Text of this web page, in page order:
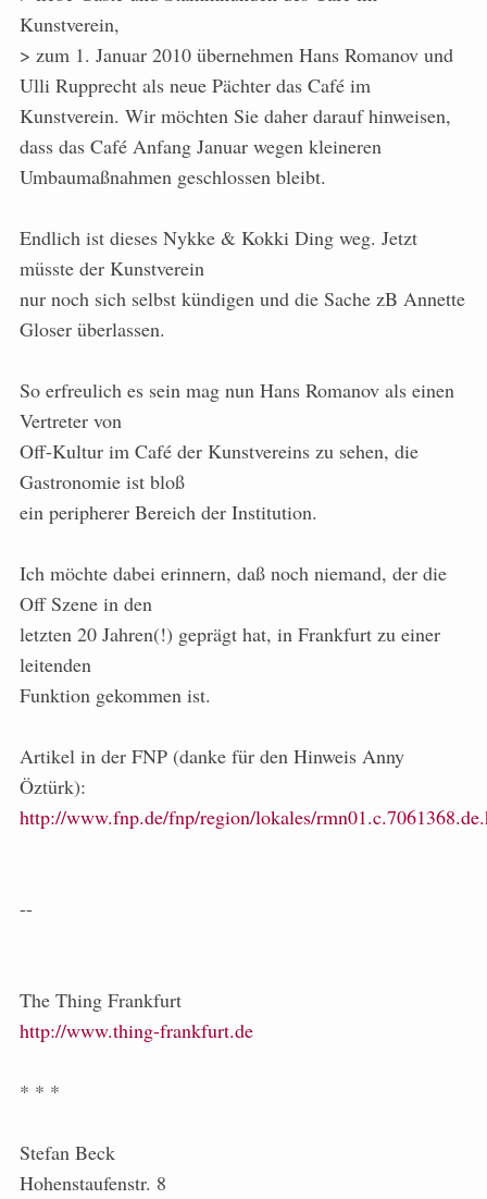
Kunstverein,
> zum 1. Januar 2010 übernehmen Hans Romanov und
Ulli Rupprecht als neue Pächter das Café im
Kunstverein. Wir möchten Sie daher darauf hinweisen,
dass das Café Anfang Januar wegen kleineren
Umbaumaßnahmen geschlossen bleibt.
Endlich ist dieses Nykke & Kokki Ding weg. Jetzt
müsste der Kunstverein
nur noch sich selbst kündigen und die Sache zB Annette
Gloser überlassen.
So erfreulich es sein mag nun Hans Romanov als einen
Vertreter von
Off-Kultur im Café der Kunstvereins zu sehen, die
Gastronomie ist bloß
ein peripherer Bereich der Institution.
Ich möchte dabei erinnern, daß noch niemand, der die
Off Szene in den
letzten 20 Jahren(!) geprägt hat, in Frankfurt zu einer
leitenden
Funktion gekommen ist.
Artikel in der FNP (danke für den Hinweis Anny
Öztürk):
http://www.fnp.de/fnp/region/lokales/
--
The Thing Frankfurt
http://www.thing-frankfurt.de
* * *
Stefan Beck
Hohenstaufenstr. 8